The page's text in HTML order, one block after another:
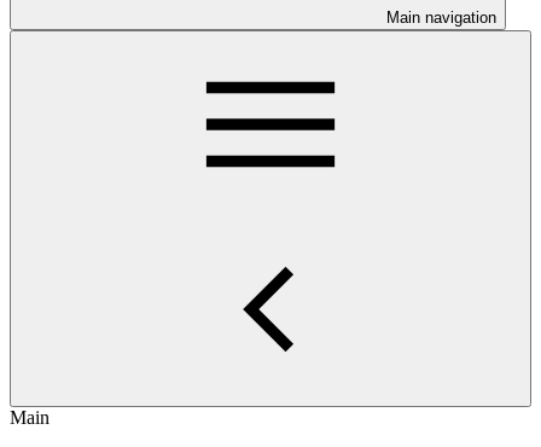
Main navigation
Main